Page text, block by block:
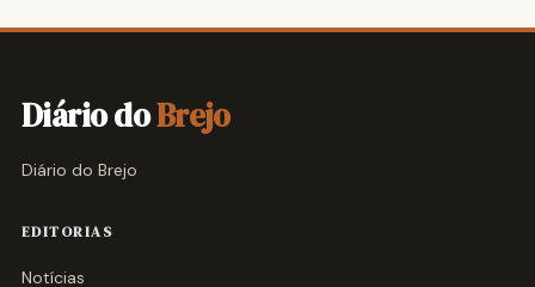
Diário doBrejo
Diário do Brejo
EDITORIAS
Notícias